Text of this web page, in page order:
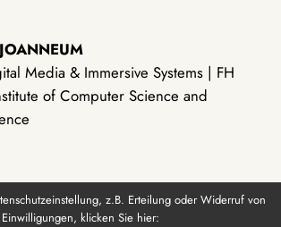
Media & Immersive Systems | FH
of Computer Science and
z.B. Erteilung oder Widerruf von
Einwilligungen, klicken Sie hier: